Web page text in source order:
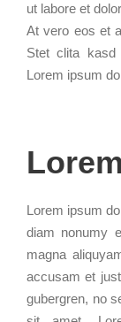
ut labore et
At vero eos et
Stet clita kasd
Lorem ipsum
Lorem ipsum
diam nonumy
magna
accusam et
gubergren, no